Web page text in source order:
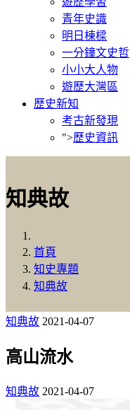
青年史識
明日棟樑
一分鐘文史哲
小小大人物
遊歷大灣區
歷史新知
考古新發現
">歷史資訊
知典故
首頁
知史專題
知典故
知典故 2021-04-07
高山流水
知典故 2021-04-07